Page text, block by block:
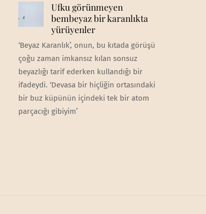
Ufku görünmeyen
bembeyaz bir karanlıkta
yürüyenler
‘Beyaz Karanlık’, onun, bu kıtada görüşü
çoğu zaman imkansız kılan sonsuz
beyazlığı tarif ederken kullandığı bir
ifadeydi. ‘Devasa bir hiçliğin ortasındaki
bir buz küpünün içindeki tek bir atom
parçacığı gibiyim’